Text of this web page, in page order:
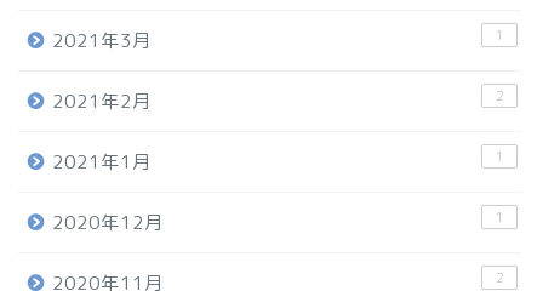
2021年3月 1
2021年2月 2
2021年1月 1
2020年12月 1
2020年11月 2